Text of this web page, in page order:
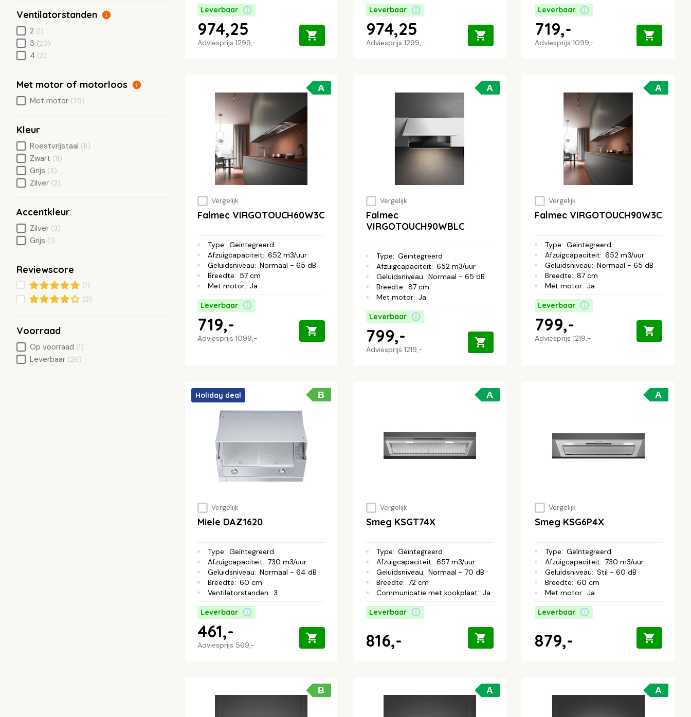
Leverbaar
Adviesprijs 1299,-
974,25
Leverbaar
Adviesprijs 1299,-
974,25
Leverbaar
Adviesprijs 1099,-
719,-
A
Vergelijk
Falmec VIRGOTOUCH60W3C
Type: Geïntegreerd
Afzuigcapaciteit: 652 m3/uur
Geluidsniveau: Normaal - 65 dB
Breedte: 57 cm
Met motor: Ja
Leverbaar
Adviesprijs 1099,-
719,-
A
Vergelijk
Falmec
VIRGOTOUCH90WBLC
Type: Geïntegreerd
Afzuigcapaciteit: 652 m3/uur
Geluidsniveau: Normaal - 65 dB
Breedte: 87 cm
Met motor: Ja
Leverbaar
Adviesprijs 1219,-
799,-
A
Vergelijk
Falmec VIRGOTOUCH90W3C
Type: Geïntegreerd
Afzuigcapaciteit: 652 m3/uur
Geluidsniveau: Normaal - 65 dB
Breedte: 87 cm
Met motor: Ja
Leverbaar
Adviesprijs 1219,-
799,-
B
Holiday deal
Vergelijk
Miele DAZ1620
Type: Geïntegreerd
Afzuigcapaciteit: 730 m3/uur
Geluidsniveau: Normaal - 64 dB
Breedte: 60 cm
Ventilatorstanden: 3
Leverbaar
Adviesprijs 569,-
461,-
A
Vergelijk
Smeg KSGT74X
Type: Geïntegreerd
Afzuigcapaciteit: 657 m3/uur
Geluidsniveau: Normaal - 70 dB
Breedte: 72 cm
Communicatie met kookplaat: Ja
Leverbaar
816,-
A
Vergelijk
Smeg KSG6P4X
Type: Geïntegreerd
Afzuigcapaciteit: 730 m3/uur
Geluidsniveau: Stil - 60 dB
Breedte: 60 cm
Met motor: Ja
Leverbaar
879,-
B A A
Ventilatorstanden
2 (1)
3 (23)
4 (3)
Met motor of motorloos
Met motor (25)
Kleur
Roestvrijstaal (11)
Zwart (11)
Grijs (3)
Zilver (2)
Accentkleur
Zilver (3)
Grijs (1)
Reviewscore
(1)
(3)
Voorraad
Op voorraad (1)
Leverbaar (26)